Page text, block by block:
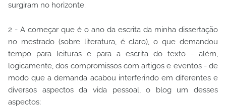
surgiram no horizonte;
2 - A começar que é o ano da escrita da minha dissertação
no mestrado (sobre literatura, é claro), o que demandou
tempo para leituras e para a escrita do texto - além,
logicamente, dos compromissos com artigos e eventos - de
modo que a demanda acabou interferindo em diferentes e
diversos aspectos da vida pessoal, o blog um desses
aspectos;